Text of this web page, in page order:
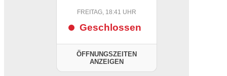
FREITAG, 18:41 UHR
Geschlossen
ÖFFNUNGSZEITEN
ANZEIGEN